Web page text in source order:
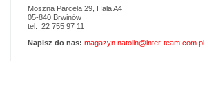
Moszna Parcela 29, Hala A4
05-840 Brwinów
tel. 22 755 97 11
Napisz do nas: magazyn.natolin@inter-team.com.pl